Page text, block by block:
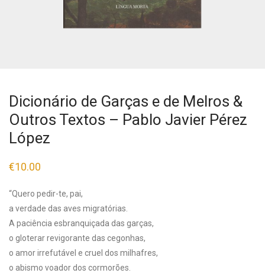
Dicionário de Garças e de Melros &
Outros Textos – Pablo Javier Pérez
López
€10.00
“Quero pedir-te, pai,
a verdade das aves migratórias.
A paciência esbranquiçada das garças,
o gloterar revigorante das cegonhas,
o amor irrefutável e cruel dos milhafres,
o abismo voador dos cormorões.